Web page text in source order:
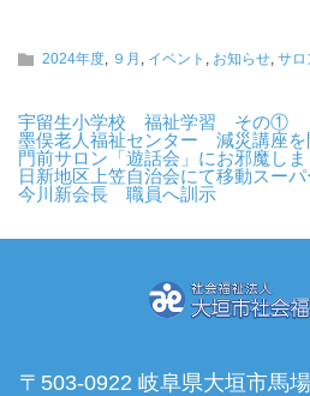
2024年度 ９月 イベント お知らせ サロ
宇留生小学校 福祉学習 その①
墨俣老人福祉センター 減災講座を
門前サロン「遊話会」にお邪魔しま
日新地区上笠自治会にて移動スー
今川新会長 職員へ訓示
〒503-0922 岐阜県大垣市馬